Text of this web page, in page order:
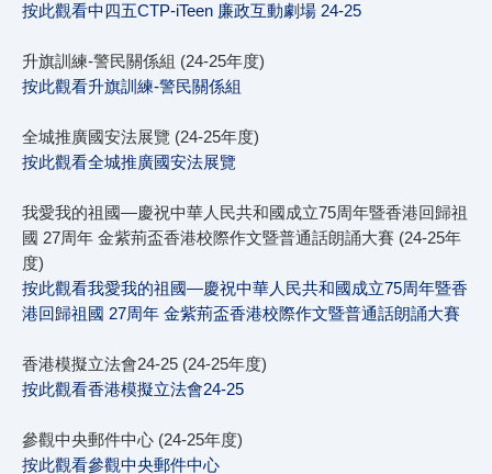
按此觀看中四五CTP-iTeen 廉政互動劇場 24-25
升旗訓練-警民關係組 (24-25年度)
按此觀看升旗訓練-警民關係組
全城推廣國安法展覽 (24-25年度)
按此觀看全城推廣國安法展覽
我愛我的祖國—慶祝中華人民共和國成立75周年暨香港回歸祖
國 27周年 金紫荊盃香港校際作文暨普通話朗誦大賽 (24-25年
度)
按此觀看我愛我的祖國—慶祝中華人民共和國成立75周年暨香
港回歸祖國 27周年 金紫荊盃香港校際作文暨普通話朗誦大賽
香港模擬立法會24-25 (24-25年度)
按此觀看香港模擬立法會24-25
參觀中央郵件中心 (24-25年度)
按此觀看參觀中央郵件中心